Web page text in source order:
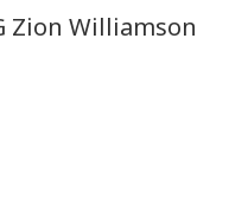
Zion Williamson